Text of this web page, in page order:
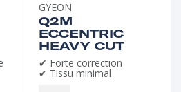
GYEON
Q2M
ECCENTRIC
HEAVY CUT
✔ Forte correction
✔ Tissu minimal